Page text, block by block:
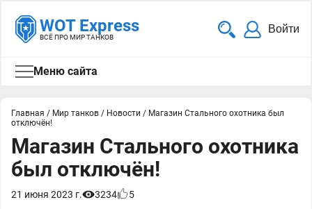
WOT Express
ВСЁ ПРО МИР ТАНКОВ
Войти
Меню сайта
Главная / Мир танков / Новости / Магазин Стального охотника был
отключён!
Магазин Стального охотника
был отключён!
21 июня 2023 г. 3234 5